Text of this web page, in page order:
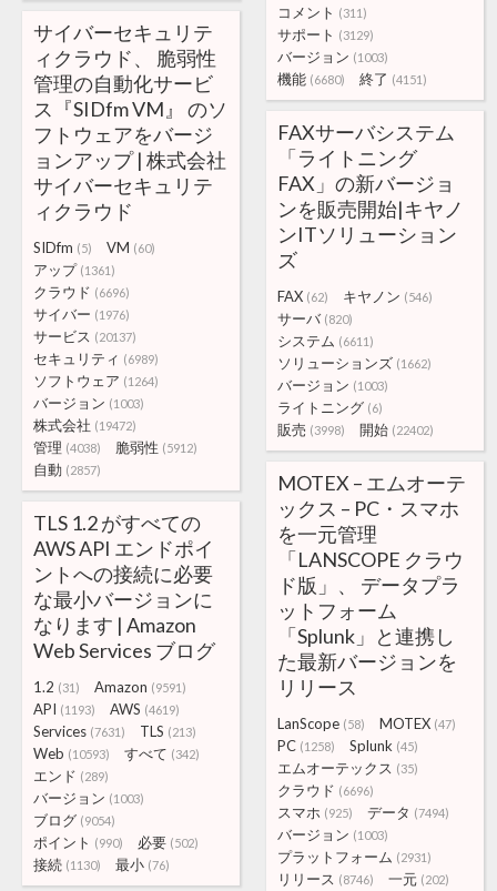
コメント (311)
サポート (3129)
バージョン (1003)
機能 (6680) 終了 (4151)
サイバーセキュリテ
ィクラウド、 脆弱性
管理の自動化サービ
ス『SIDfm VM』 のソ
フトウェアをバージ
ョンアップ | 株式会社
サイバーセキュリテ
ィクラウド
SIDfm (5) VM (60)
アップ (1361)
クラウド (6696)
サイバー (1976)
サービス (20137)
セキュリティ (6989)
ソフトウェア (1264)
バージョン (1003)
株式会社 (19472)
管理 (4038) 脆弱性 (5912)
自動 (2857)
FAXサーバシステム
「ライトニング
FAX」の新バージョ
ンを販売開始|キヤノ
ンITソリューション
ズ
FAX (62) キヤノン (546)
サーバ (820)
システム (6611)
ソリューションズ (1662)
バージョン (1003)
ライトニング (6)
販売 (3998) 開始 (22402)
MOTEX – エムオーテ
ックス – PC・スマホ
を一元管理
「LANSCOPE クラウ
ド版」、 データプラ
ットフォーム
「Splunk」と連携し
た最新バージョンを
リリース
LanScope (58) MOTEX (47)
PC (1258) Splunk (45)
エムオーテックス (35)
クラウド (6696)
スマホ (925) データ (7494)
バージョン (1003)
プラットフォーム (2931)
リリース (8746) 一元 (202)
TLS 1.2 がすべての
AWS API エンドポイ
ントへの接続に必要
な最小バージョンに
なります | Amazon
Web Services ブログ
1.2 (31) Amazon (9591)
API (1193) AWS (4619)
Services (7631) TLS (213)
Web (10593) すべて (342)
エンド (289)
バージョン (1003)
ブログ (9054)
ポイント (990) 必要 (502)
接続 (1130) 最小 (76)